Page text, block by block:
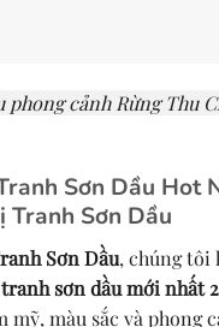
phong cảnh Rừng Thu
Sơn Dầu Hot
Tranh Sơn Dầu
Sơn Dầu, chúng tôi
sơn dầu mới nhất
mỹ, màu sắc và phong